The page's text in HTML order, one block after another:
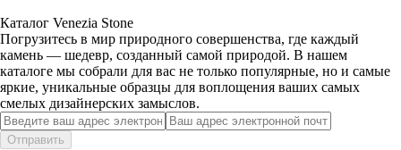
Каталог Venezia Stone
Погрузитесь в мир природного совершенства, где каждый
камень — шедевр, созданный самой природой. В нашем
каталоге мы собрали для вас не только популярные, но и самые
яркие, уникальные образцы для воплощения ваших самых
смелых дизайнерских замыслов.
Отправить